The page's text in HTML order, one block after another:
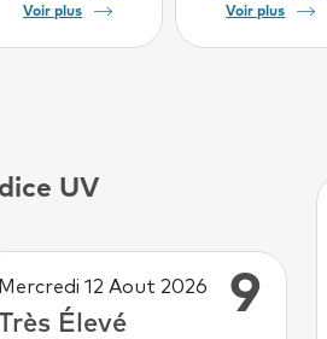
Voir plus Voir plus
UV
Mercredi 12 Aout 2026
Élevé
9